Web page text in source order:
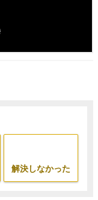
解決しなかった